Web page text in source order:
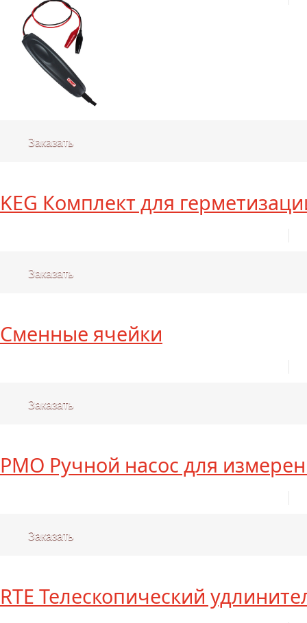
Заказать
KEG Комплект для
Заказать
Сменные ячейки
Заказать
PMO Ручной насос для
Заказать
RTE Телескопический